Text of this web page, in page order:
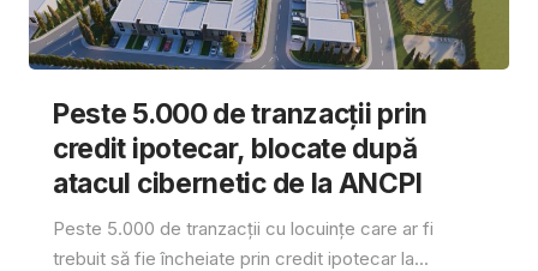
Peste 5.000 de tranzacții prin
credit ipotecar, blocate după
atacul cibernetic de la ANCPI
Peste 5.000 de tranzacții cu locuințe care ar fi
trebuit să fie încheiate prin credit ipotecar la...